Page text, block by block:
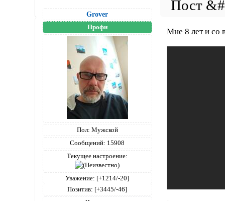
Grover
Профи
Пол: Мужской
Сообщений: 15908
Текущее настроение:
Уважение: [+1214/-20]
Позитив: [+3445/-46]
Мне 8 лет и со